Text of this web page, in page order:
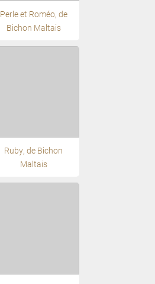
Perle et Roméo, de
Bichon Maltais
Ruby, de Bichon
Maltais